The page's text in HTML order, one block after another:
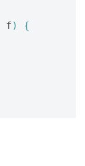
f ) {